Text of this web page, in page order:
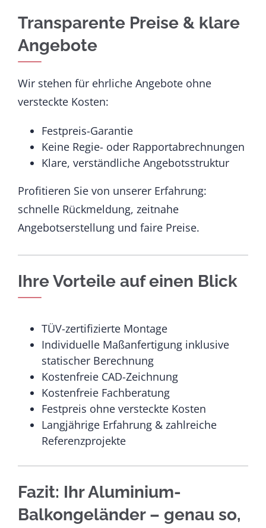
Transparente Preise & klare
Angebote
Wir stehen für ehrliche Angebote ohne
versteckte Kosten:
Festpreis-Garantie
Keine Regie- oder Rapportabrechnungen
Klare, verständliche Angebotsstruktur
Profitieren Sie von unserer Erfahrung:
schnelle Rückmeldung, zeitnahe
Angebotserstellung und faire Preise.
Ihre Vorteile auf einen Blick
TÜV-zertifizierte Montage
Individuelle Maßanfertigung inklusive
statischer Berechnung
Kostenfreie CAD-Zeichnung
Kostenfreie Fachberatung
Festpreis ohne versteckte Kosten
Langjährige Erfahrung & zahlreiche
Referenzprojekte
Fazit: Ihr Aluminium-
Balkongeländer – genau so,